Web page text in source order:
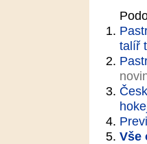
talíř
Vše